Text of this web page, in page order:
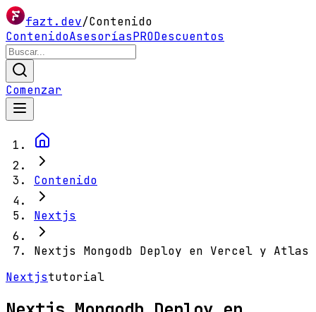
fazt.dev/Contenido
ContenidoAsesoríasPRODescuentos
Comenzar
Contenido
Nextjs
Nextjs Mongodb Deploy en Vercel y Atlas
Nextjstutorial